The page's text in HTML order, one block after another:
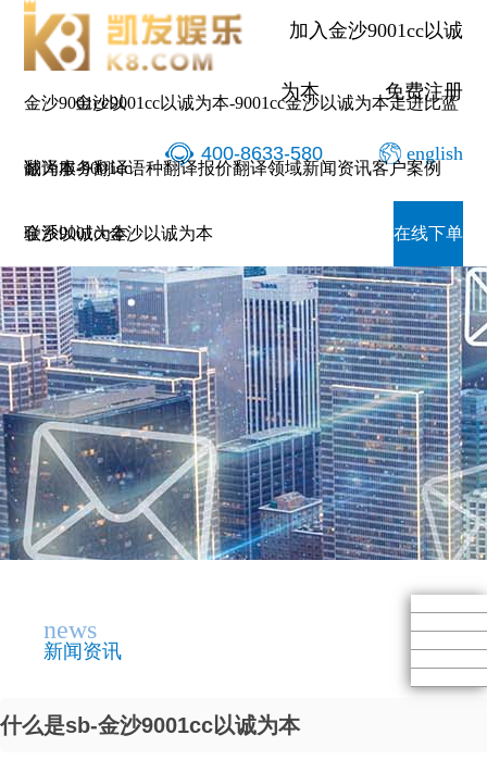
加入金沙9001cc以诚
为本 免费注册
400-8633-580 english
金沙9001cc以
诚为本-9001cc
金沙以诚为本
金沙9001cc以诚为本-9001cc金沙以诚为本走进比蓝
翻译服务翻译语种翻译报价翻译领域新闻资讯客户案例
联系9001cc金沙以诚为本 在线下单
news
新闻资讯
什么是sb-金沙9001cc以诚为本